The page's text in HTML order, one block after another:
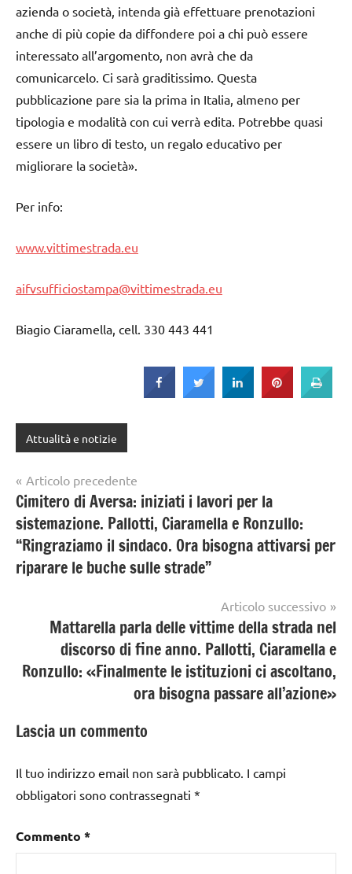
azienda o società, intenda già effettuare prenotazioni
anche di più copie da diffondere poi a chi può essere
interessato all’argomento, non avrà che da
comunicarcelo. Ci sarà graditissimo. Questa
pubblicazione pare sia la prima in Italia, almeno per
tipologia e modalità con cui verrà edita. Potrebbe quasi
essere un libro di testo, un regalo educativo per
migliorare la società».
Per info:
www.vittimestrada.eu
aifvsufficiostampa@vittimestrada.eu
Biagio Ciaramella, cell. 330 443 441
Attualità e notizie
Navigazione
articoli
Articolo precedente
Cimitero di Aversa: iniziati i lavori per la
sistemazione. Pallotti, Ciaramella e Ronzullo:
“Ringraziamo il sindaco. Ora bisogna attivarsi per
riparare le buche sulle strade”
Articolo successivo
Mattarella parla delle vittime della strada nel
discorso di fine anno. Pallotti, Ciaramella e
Ronzullo: «Finalmente le istituzioni ci ascoltano,
ora bisogna passare all’azione»
Lascia un commento
Il tuo indirizzo email non sarà pubblicato. I campi
obbligatori sono contrassegnati *
Commento *